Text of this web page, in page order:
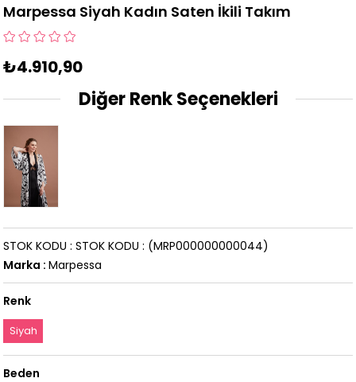
Marpessa Siyah Kadın Saten İkili Takım
₺4.910,90
Diğer Renk Seçenekleri
(MRP000000000044)
STOK KODU
STOK KODU
Marka : Marpessa
Renk
Siyah
Beden